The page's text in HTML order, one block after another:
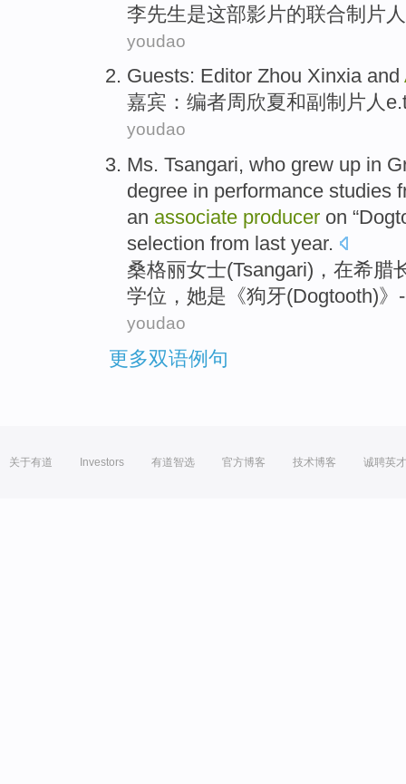
李先生是这部影片的联合制片人
youdao
Guests: Editor Zhou Xinxia and
嘉宾 ： 编者周欣夏和副 制片人
youdao
Ms. Tsangari, who grew up in
degree in performance studies
an associate producer on “
selection from last year.
桑格丽女士(Tsangari)， 在希腊
学位 ， 她是 《狗牙(Dogtooth)》
youdao
更多双语例句
关于有道 Investors 有道智选 官方博客 技术博客 诚聘英才